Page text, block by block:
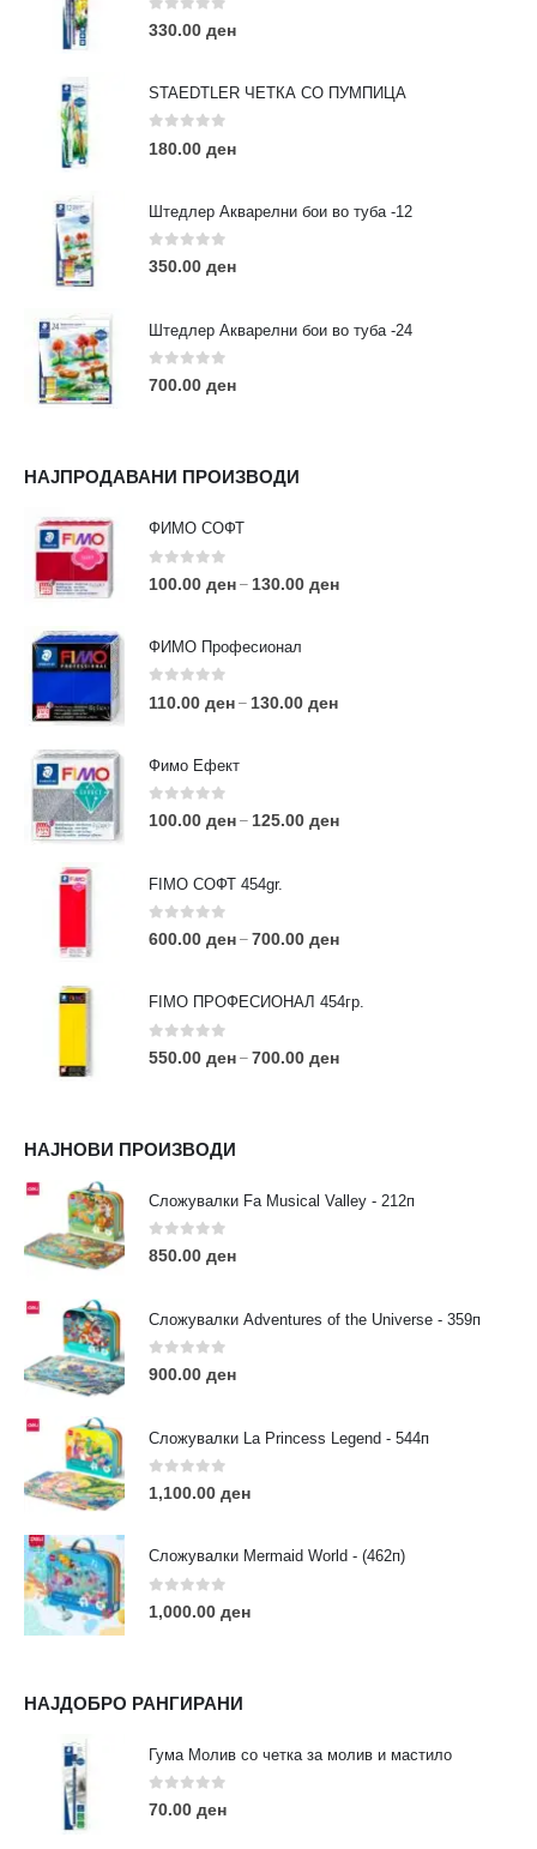
0 out of 5
330.00 ден
STAEDTLER ЧЕТКА СО ПУМПИЦА
0 out of 5
180.00 ден
Штедлер Акварелни бои во туба -12
0out of 5
350.00 ден
Штедлер Акварелни бои во туба -24
0out of 5
700.00 ден
НАЈПРОДАВАНИ ПРОИЗВОДИ
ФИМО СОФТ
0 out of 5
100.00 ден – 130.00 ден
ФИМО Професионал
0 out of 5
110.00 ден – 130.00 ден
Фимо Ефект
0 out of 5
100.00 ден – 125.00 ден
FIMO СОФТ 454gr.
0out of 5
600.00 ден – 700.00 ден
FIMO ПРОФЕСИОНАЛ 454гр.
0out of 5
550.00 ден – 700.00 ден
НАЈНОВИ ПРОИЗВОДИ
Сложувалки Fa Musical Valley - 212п
0out of 5
850.00 ден
Сложувалки Adventures of the Universe - 359п
0out of 5
900.00 ден
Сложувалки La Princess Legend - 544п
0 out of 5
1,100.00 ден
Сложувалки Mermaid World - (462п)
0 out of 5
1,000.00 ден
НАЈДОБРО РАНГИРАНИ
Гума Молив со четка за молив и мастило
0out of 5
70.00 ден
ул. 3та Македонска Бригада бр.46
ТЕЛЕФОН:
0038977640534
contact@moehobi.mk
РАБОТНО ВРЕМЕ:
Пон - Саб / 09:00 - 21:00
ЛИНКОВИ
Услови за користење
Големопродажба
Кариера
За нас
Нашите локации
ПОПУЛАРНИ ТАГОВИ
eurodanvest FIMO Креативни Сетови